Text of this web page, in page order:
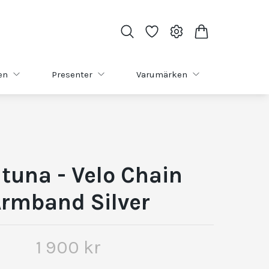
Presenter Varumärken
- Velo Chain
Silver
1 900 kr